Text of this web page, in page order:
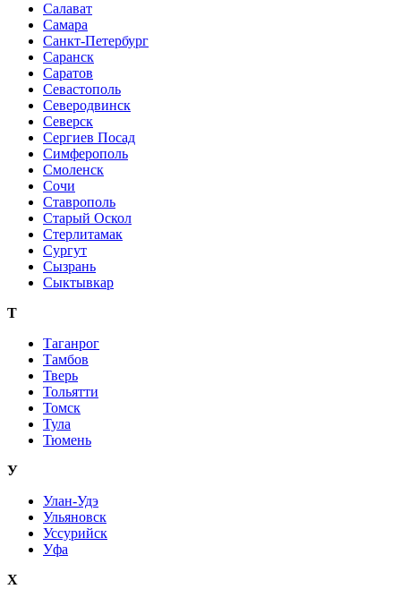
Салават
Самара
Санкт-Петербург
Саранск
Саратов
Севастополь
Северодвинск
Северск
Сергиев Посад
Симферополь
Смоленск
Сочи
Ставрополь
Старый Оскол
Стерлитамак
Сургут
Сызрань
Сыктывкар
Т
Таганрог
Тамбов
Тверь
Тольятти
Томск
Тула
Тюмень
У
Улан-Удэ
Ульяновск
Уссурийск
Уфа
Х